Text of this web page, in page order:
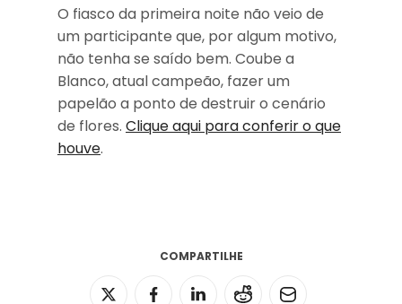
O fiasco da primeira noite não veio de
um participante que, por algum motivo,
não tenha se saído bem. Coube a
Blanco, atual campeão, fazer um
papelão a ponto de destruir o cenário
de flores. Clique aqui para conferir o que
houve.
COMPARTILHE